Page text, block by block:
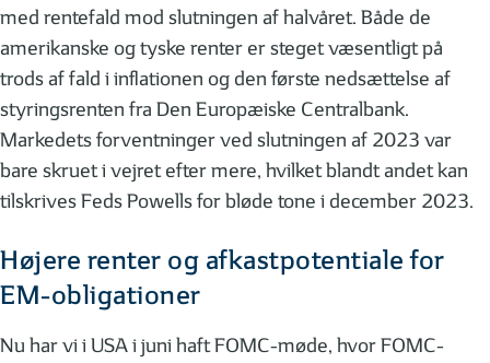
med rentefald mod slutningen af halvåret. Både de
amerikanske og tyske renter er steget væsentligt på
trods af fald i inflationen og den første nedsættelse af
styringsrenten fra Den Europæiske Centralbank.
Markedets forventninger ved slutningen af 2023 var
bare skruet i vejret efter mere, hvilket blandt andet kan
tilskrives Feds Powells for bløde tone i december 2023.
Højere renter og afkastpotentiale for
EM-obligationer
Nu har vi i USA i juni haft FOMC-møde, hvor FOMC-